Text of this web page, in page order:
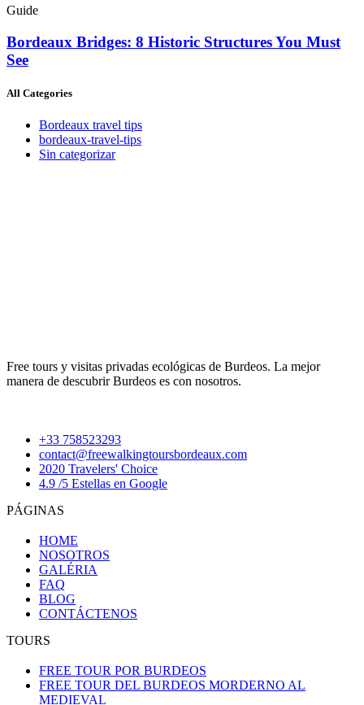
Guide
Bordeaux Bridges: 8 Historic Structures You Must
See
All Categories
Bordeaux travel tips
bordeaux-travel-tips
Sin categorizar
Free tours y visitas privadas ecológicas de Burdeos. La mejor
manera de descubrir Burdeos es con nosotros.
+33 758523293
contact@freewalkingtoursbordeaux.com
2020 Travelers' Choice
4.9 /5 Estellas en Google
PÁGINAS
HOME
NOSOTROS
GALÉRIA
FAQ
BLOG
CONTÁCTENOS
TOURS
FREE TOUR POR BURDEOS
FREE TOUR DEL BURDEOS MORDERNO AL
MEDIEVAL